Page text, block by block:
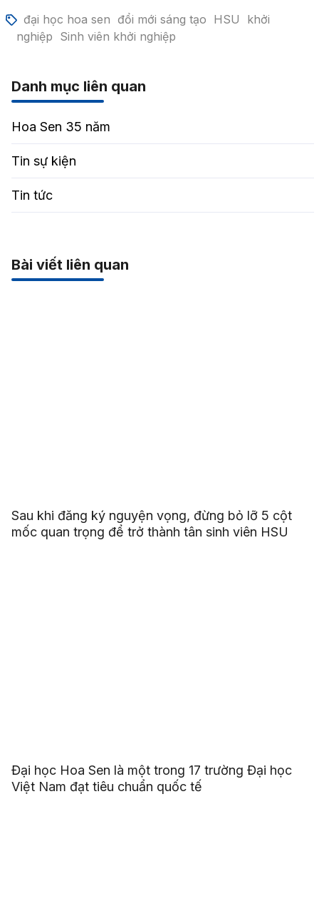
đại học hoa sen đổi mới sáng tạo HSU
khởi
nghiệp Sinh viên khởi nghiệp
Danh mục liên quan
Hoa Sen 35 năm
Tin sự kiện
Tin tức
Bài viết liên quan
Sau khi đăng ký nguyện vọng, đừng bỏ lỡ 5 cột
mốc quan trọng để trở thành tân sinh viên HSU
Đại học Hoa Sen là một trong 17 trường Đại học
Việt Nam đạt tiêu chuẩn quốc tế